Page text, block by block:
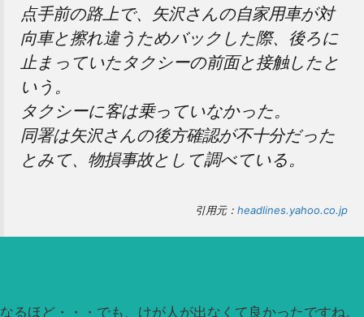
点手前の路上で、矢沢さんの自家用車が対
向車と擦れ違うためバックした際、後ろに
止まっていたタクシーの前面と接触したと
いう。
タクシーに客は乗っていなかった。
同署は矢沢さんの後方確認が不十分だった
とみて、物損事故として調べている。
引用元： headlines.yahoo.co.jp
なるほど・・・でも、けが人が出なくて良かったですね。